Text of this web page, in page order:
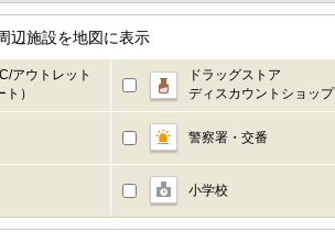
辺施設を地図に表示
アウトレット
）
ドラッグストア
ディスカウントショップ
警察署・交番
小学校